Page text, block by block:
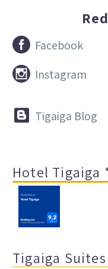

 Facebook

 Instagram

 Tigaiga Blog
Hotel Tigaiga
Tigaiga